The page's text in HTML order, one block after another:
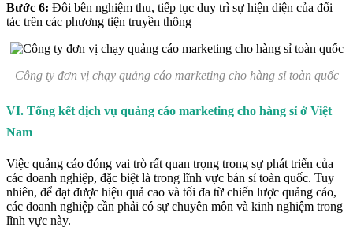
Bước 6: Đôi bên nghiệm thu, tiếp tục duy trì sự hiện diện của đối
tác trên các phương tiện truyền thông
Công ty đơn vị chạy quảng cáo marketing cho hàng sỉ toàn quốc
VI. Tổng kết dịch vụ quảng cáo marketing cho hàng sỉ ở Việt
Nam
Việc quảng cáo đóng vai trò rất quan trọng trong sự phát triển của
các doanh nghiệp, đặc biệt là trong lĩnh vực bán sỉ toàn quốc. Tuy
nhiên, để đạt được hiệu quả cao và tối đa từ chiến lược quảng cáo,
các doanh nghiệp cần phải có sự chuyên môn và kinh nghiệm trong
lĩnh vực này.